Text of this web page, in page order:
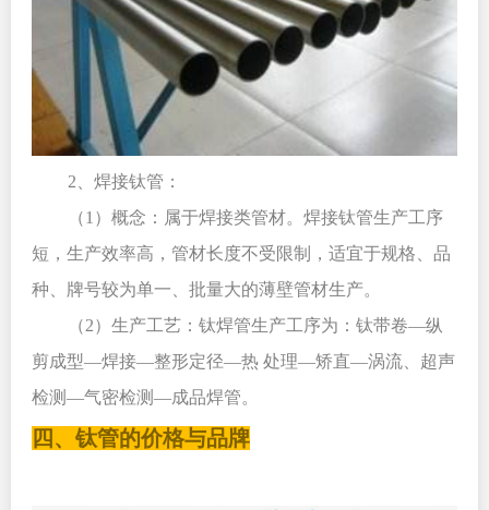
2 、焊接钛管：
（1）概念：属于焊接类管材。焊接钛管生产工序
短，生产效率高，管材长度不受限制，适宜于规格、品
种、牌号较为单一、批量大的薄壁管材生产。
（2）生产工艺：钛焊管生产工序为：钛带卷—纵
剪成型—焊接—整形定径—热 处理—矫直—涡流、超声
检测—气密检测—成品焊管。
四、钛管的价格与品牌